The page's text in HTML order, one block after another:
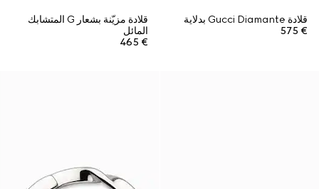
قلادة Gucci Diamante بدلاية
€ 575
قلادة مزيّنة بشعار G المتشابك
المائل
€ 465